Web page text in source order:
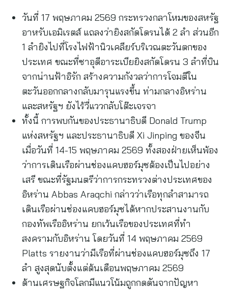
วันที่ 17 พฤษภาคม 2569 กระทรวงกลาโหมของสหรัฐ
อาหรับเอมิเรตส์ แถลงว่ายิงสกัดโดรนได้ 2 ลำ ส่วนอีก
1 ลำยิงไปที่โรงไฟฟ้านิวเคลียร์บริเวณตะวันตกของ
ประเทศ ขณะที่ซาอุดีอาระเบียยิงสกัดโดรน 3 ลำที่บิน
จากน่านฟ้าอิรัก สร้างความกังวลว่าการโจมตีใน
ตะวันออกกลางกลับมารุนแรงขึ้น ท่ามกลางอิหร่าน
และสหรัฐฯ ยังไร้วี่แววกลับโต๊ะเจรจา
ทั้งนี้ การพบกันของประธานาธิบดี Donald Trump
แห่งสหรัฐฯ และประธานาธิบดี Xi Jinping ของจีน
เมื่อวันที่ 14-15 พฤษภาคม 2569 ทั้งสองฝ่ายเห็นพ้อง
ว่าการเดินเรือผ่านช่องแคบฮอร์มุซต้องเป็นไปอย่าง
เสรี ขณะที่รัฐมนตรีว่าการกระทรวงต่างประเทศของ
อิหร่าน Abbas Araqchi กล่าวว่าเรือทุกลำสามารถ
เดินเรือผ่านช่องแคบฮอร์มุซได้หากประสานงานกับ
กองทัพเรืออิหร่าน ยกเว้นเรือของประเทศที่ทำ
สงครามกับอิหร่าน โดยวันที่ 14 พฤษภาคม 2569
Platts รายงานว่ามีเรือที่ผ่านช่องแคบฮอร์มุซถึง 17
ลำ สูงสุดนับตั้งแต่ต้นเดือนพฤษภาคม 2569
ด้านเศรษฐกิจโลกมีแนวโน้มถูกกดดันจากปัญหา